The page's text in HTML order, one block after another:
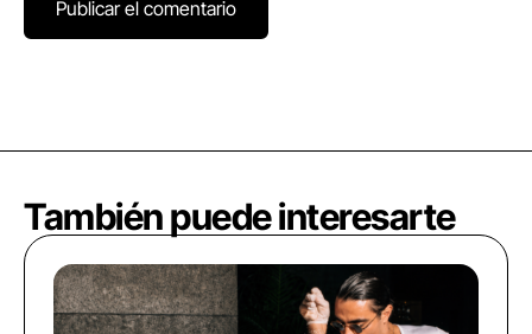
También puede interesarte